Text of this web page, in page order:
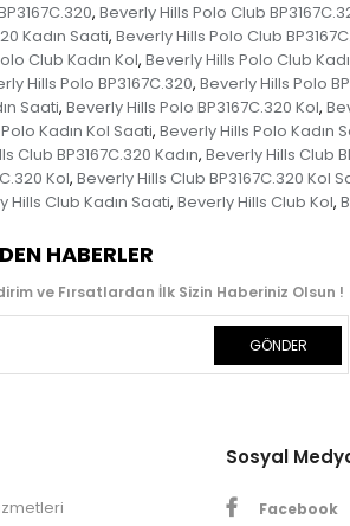
, Beverly Hills Polo Club
Kadın Saati, Beverly Hills Polo Club
Club Kadın Kol, Beverly Hills Polo Club
Hills Polo BP3167C.320, Beverly Hills Polo
Saati, Beverly Hills Polo BP3167C.320 Kol,
Kadın Kol Saati, Beverly Hills Polo Kadın
Club BP3167C.320 Kadın, Beverly Hills Club
Kol, Beverly Hills Club BP3167C.320 Kol
Hills Club Kadın Saati, Beverly Hills Club Kol,
HABERLER
ve Fırsatlardan İlk Sizin Haberiniz Olsun !
GÖNDER
Sosyal
Facebook